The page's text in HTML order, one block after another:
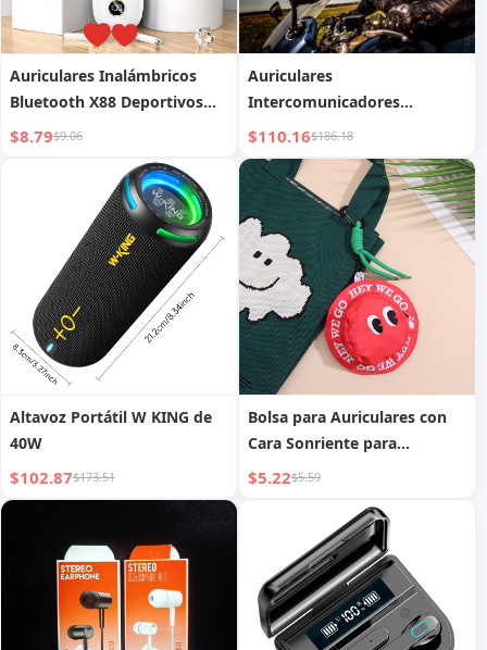
Auriculares Inalámbricos
Bluetooth X88 Deportivos
Cancelación de Ruido Baja
Sonido Venta al por Mayor
Directa de Fábrica
$8.79$9.06
Auriculares
Intercomunicadores
Bluetooth Inalámbricos
Bidireccionales
$110.16$186.18
Altavoz Portátil W KING de
40W
$102.87$173.51
Bolsa para Auriculares con
Cara Sonriente para
Hombre, Bolsa Pequeña
$5.22$5.59